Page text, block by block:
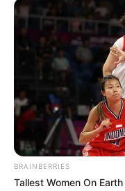
สรุปลักษณะเด่นภา
อำนาจสยบศัตรูได้ จ
พิเศษรอยยิ้ม จะทำให้
อาวุธลับต้องมีกระติก
BRAINBERRIES
Tallest Women On